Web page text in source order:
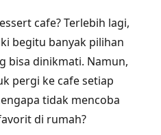
cafe? Terlebih lagi,
begitu banyak pilihan
bisa dinikmati. Namun,
pergi ke cafe setiap
tidak mencoba
di rumah?